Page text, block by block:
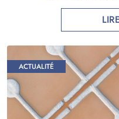
possède son propre
besoins cutanés
ACTUALITÉ